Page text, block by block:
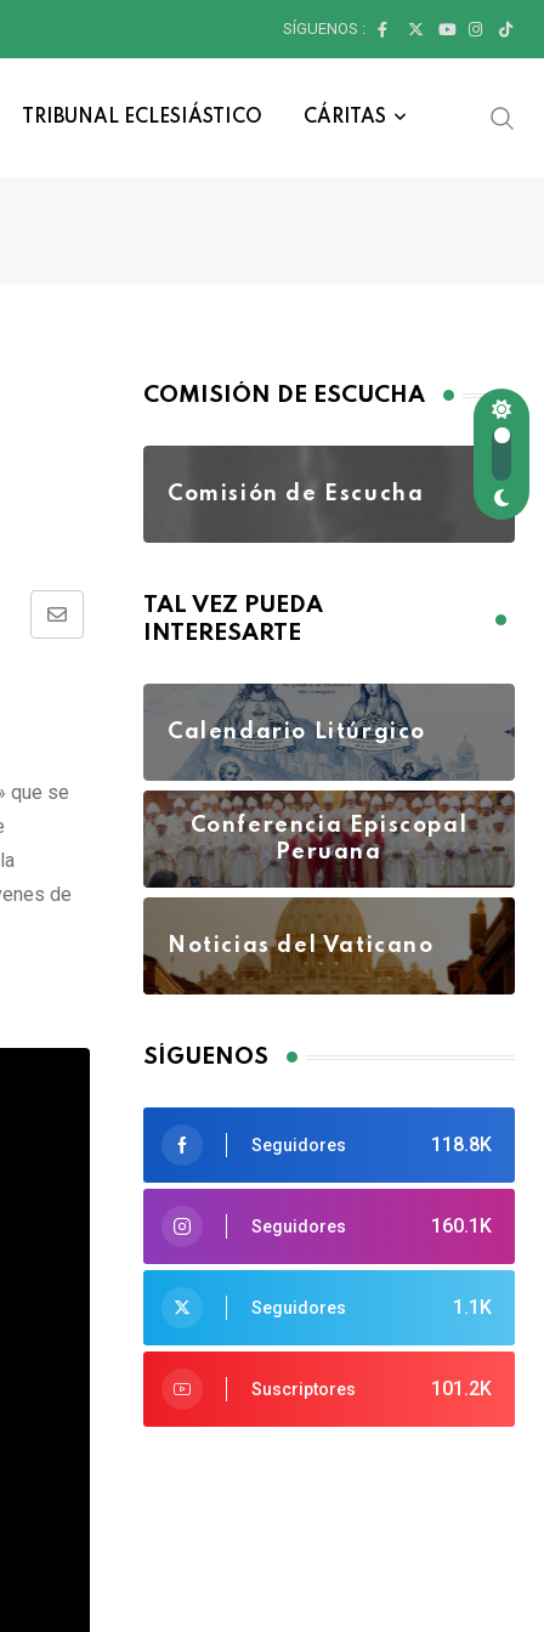
SÍGUENOS :
TRIBUNAL ECLESIÁSTICO CÁRITAS
que se
de
COMISIÓN DE ESCUCHA
Comisión de Escucha
TAL VEZ PUEDA
INTERESARTE
Calendario Litúrgico
Conferencia Episcopal
Peruana
Noticias del Vaticano
SÍGUENOS
118.8K
Seguidores
160.1K
Seguidores
1.1K
Seguidores
101.2K
Suscriptores